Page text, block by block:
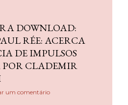
DOWNLOAD:
RÉE: ACERCA
DE IMPULSOS
POR CLADEMIR
um comentário